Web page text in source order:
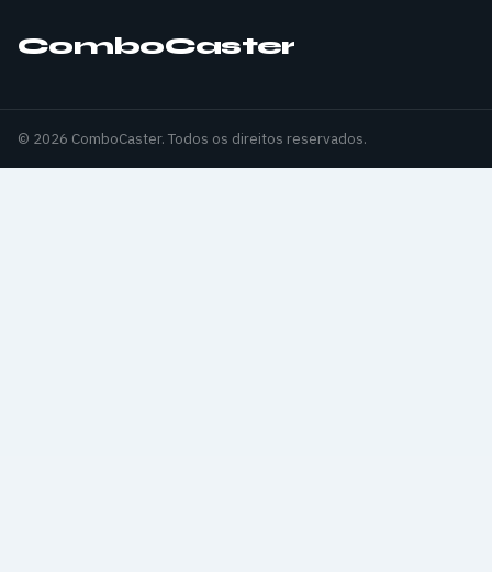
ComboCaster
© 2026 ComboCaster. Todos os direitos reservados.